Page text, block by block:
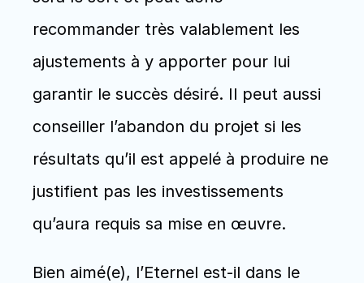
recommander très valablement les
ajustements à y apporter pour lui
garantir le succès désiré. Il peut aussi
conseiller l’abandon du projet si les
résultats qu’il est appelé à produire ne
justifient pas les investissements
qu’aura requis sa mise en œuvre.
Bien aimé(e), l’Eternel est-il dans le